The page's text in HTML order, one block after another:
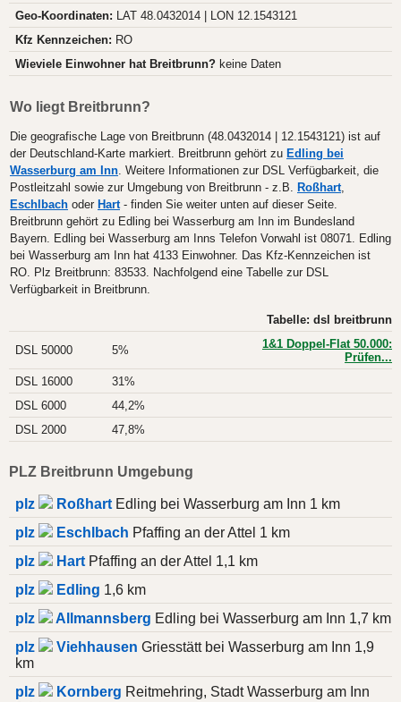
Geo-Koordinaten: LAT 48.0432014 | LON 12.1543121
Kfz Kennzeichen: RO
Wieviele Einwohner hat Breitbrunn? keine Daten
Wo liegt Breitbrunn?
Die geografische Lage von Breitbrunn (48.0432014 | 12.1543121) ist auf
der Deutschland-Karte markiert. Breitbrunn gehört zu Edling bei
Wasserburg am Inn. Weitere Informationen zur DSL Verfügbarkeit, die
Postleitzahl sowie zur Umgebung von Breitbrunn - z.B. Roßhart,
Eschlbach oder Hart- finden Sie weiter unten auf dieser Seite.
Breitbrunn gehört zu Edling bei Wasserburg am Inn im Bundesland
Bayern. Edling bei Wasserburg am Inns Telefon Vorwahl ist 08071. Edling
bei Wasserburg am Inn hat 4133 Einwohner. Das Kfz-Kennzeichen ist
RO. Plz Breitbrunn: 83533. Nachfolgend eine Tabelle zur DSL
Verfügbarkeit in Breitbrunn.
Tabelle: dsl breitbrunn
DSL 50000 5%
1&1 Doppel-Flat 50.000:
Prüfen...
DSL 16000
31%
DSL 6000
44,2%
DSL 2000
47,8%
PLZ Breitbrunn Umgebung
plz Roßhart Edling bei Wasserburg am Inn 1 km
plz
Eschlbach Pfaffing an der Attel 1 km
plz
Hart Pfaffing an der Attel 1,1 km
plz
Edling 1,6 km
plz
Allmannsberg Edling bei Wasserburg am Inn 1,7 km
plz
Viehhausen Griesstätt bei Wasserburg am Inn 1,9
km
plz
Kornberg Reitmehring, Stadt Wasserburg am Inn